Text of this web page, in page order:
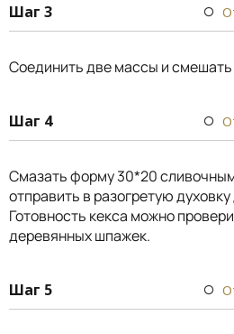
Шаг 3
Соединить две массы и
Шаг 4
Смазать форму 30*20
отправить в разогретую
Готовность кекса можно
деревянных шпажек.
Шаг 5